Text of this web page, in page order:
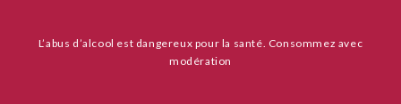
L’abus d’alcool est dangereux pour la santé. Consommez avec
modération